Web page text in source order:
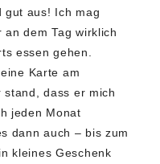
gut aus! Ich mag
dem Tag wirklich
essen gehen.
Karte am
stand, dass er mich
jeden Monat
dann auch – bis zum
kleines Geschenk